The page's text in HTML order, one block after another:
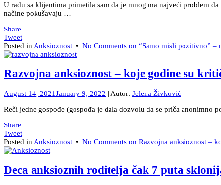
U radu sa klijentima primetila sam da je mnogima najveći problem
načine pokušavaju …
Share
Tweet
Posted in Anksioznost • No Comments on “Samo misli pozitivno” –
Razvojna anksioznost – koje godine su
August 14, 2021January 9, 2022 | Autor: Jelena Živković
Reči jedne gospođe (gospođa je dala dozvolu da se priča
Share
Tweet
Posted in Anksioznost • No Comments on Razvojna anksioznost –
Deca anksioznih roditelja čak 7 puta